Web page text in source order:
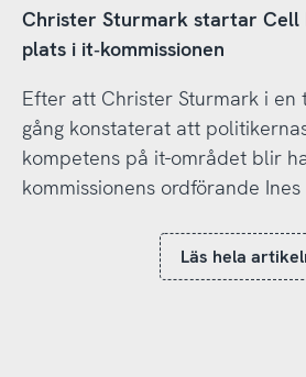
Christer Sturmark startar Cell
plats i it‑kommissionen
Efter att Christer Sturmark i en
gång konstaterat att
kompetens på it-området blir
kommissionens ordförande Ines
Läs hela